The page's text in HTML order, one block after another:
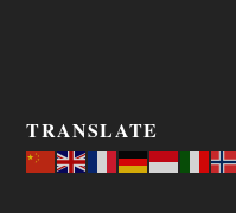
TRANSLATE